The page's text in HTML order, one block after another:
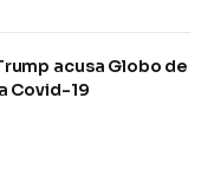
acusa Globo de
Covid-19